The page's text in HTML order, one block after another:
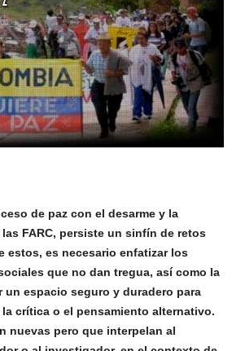
de paz con el desarme y la
FARC, persiste un sinfín de retos
estos, es necesario enfatizar los
que no dan tregua, así como la
espacio seguro y duradero para
crítica o el pensamiento alternativo.
nuevas pero que interpelan al